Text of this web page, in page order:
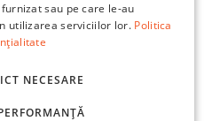
sau pe care le-au
utilizarea serviciilor lor. Politica
NECESARE